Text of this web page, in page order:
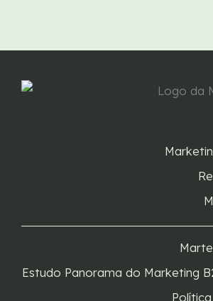
Estudo Panorama do Marketing